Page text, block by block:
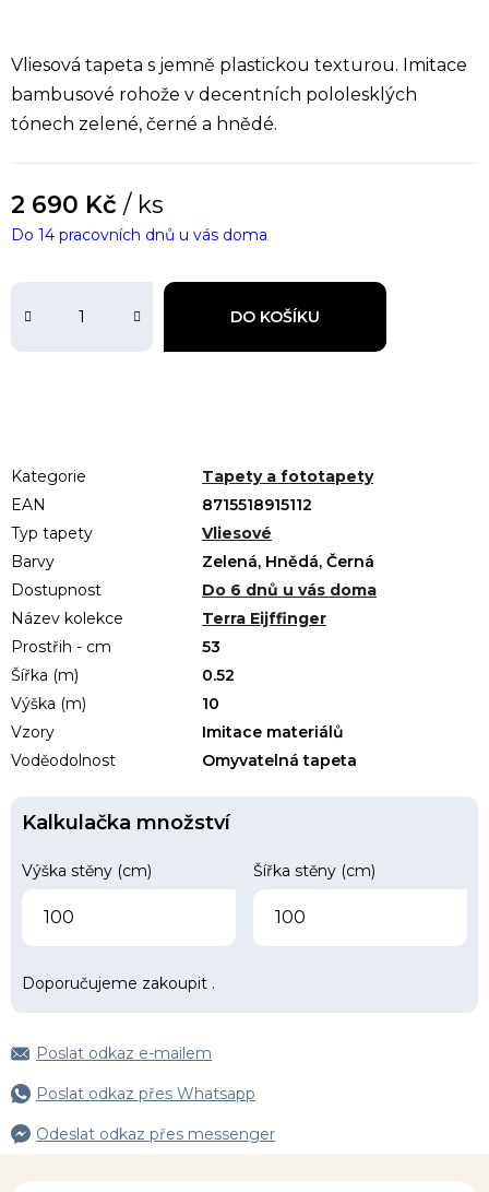
Vliesová tapeta s jemně plastickou texturou. Imitace
bambusové rohože v decentních pololesklých
tónech zelené, černé a hnědé.
2 690 Kč / ks
DO KOŠÍKU
Do 14 pracovních dnů u vás doma
Kategorie
Tapety a fototapety
EAN
8715518915112
Typ tapety
Vliesové
Barvy
Zelená, Hnědá, Černá
Dostupnost
Do 6 dnů u vás doma
Název kolekce
Terra Eijffinger
Prostřih - cm
53
Šířka (m)
0.52
Výška (m)
10
Vzory
Imitace materiálů
Voděodolnost
Omyvatelná tapeta
Kalkulačka množství
Výška stěny (cm) Šířka stěny (cm)
Doporučujeme zakoupit .
Poslat odkaz e-mailem
Poslat odkaz přes Whatsapp
Odeslat odkaz přes messenger